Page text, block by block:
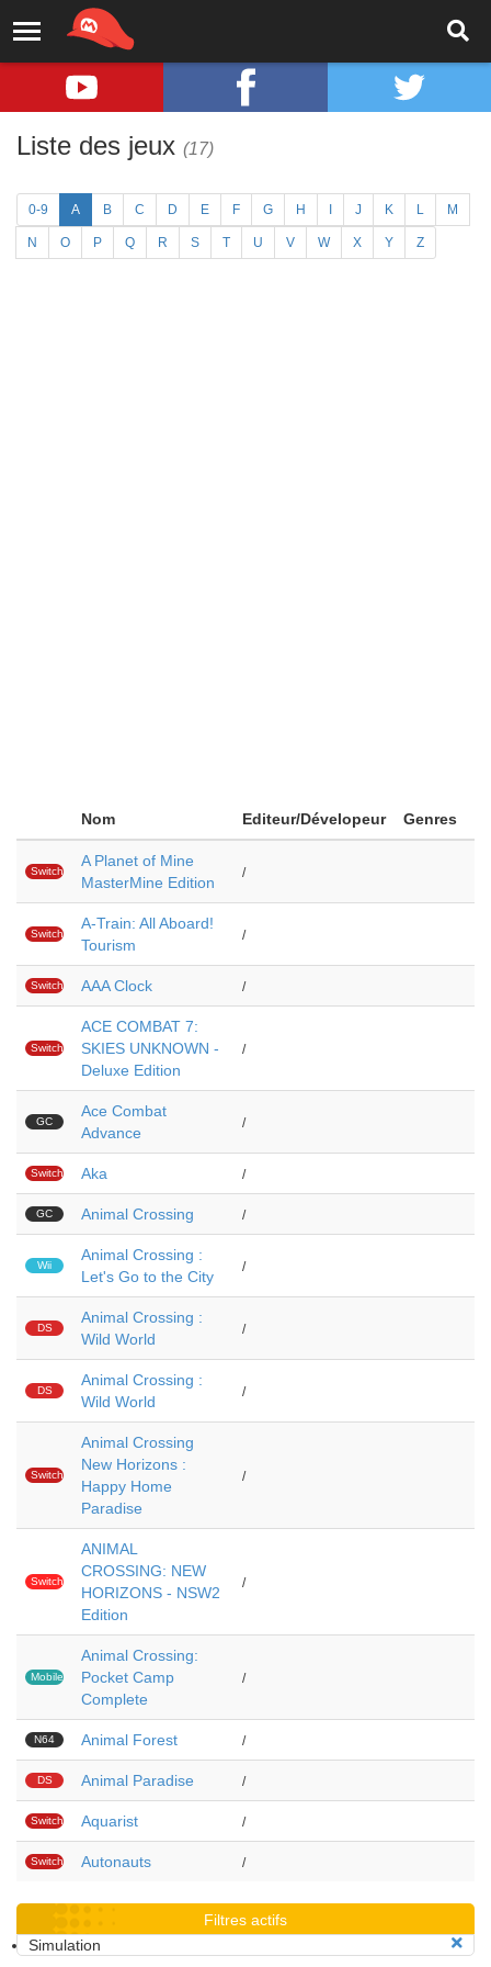
Liste des jeux (17)
0-9 A B C D E F G H J K L M
N O P Q R S T U V W X Y Z
Nom Editeur/Dévelopeur Genres
Switch
A Planet of Mine
MasterMine Edition
/
Switch
A-Train: All Aboard!
Tourism
/
Switch AAA Clock /
Switch
ACE COMBAT 7:
SKIES UNKNOWN -
Deluxe Edition
/
GC
Ace Combat
Advance
/
Switch Aka /
GC Animal Crossing /
Wii
Animal Crossing :
Let's Go to the City
/
DS
Animal Crossing :
Wild World
/
DS
Animal Crossing :
Wild World
/
Switch
Animal Crossing
New Horizons :
Happy Home
Paradise
/
Switch
ANIMAL
CROSSING: NEW
HORIZONS - NSW2
Edition
/
Mobile
Animal Crossing:
Pocket Camp
Complete
/
N64 Animal Forest /
DS Animal Paradise /
Switch Aquarist /
Switch Autonauts /
Filtres actifs
Simulation